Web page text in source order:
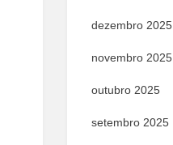
dezembro 2025
novembro 2025
outubro 2025
setembro 2025